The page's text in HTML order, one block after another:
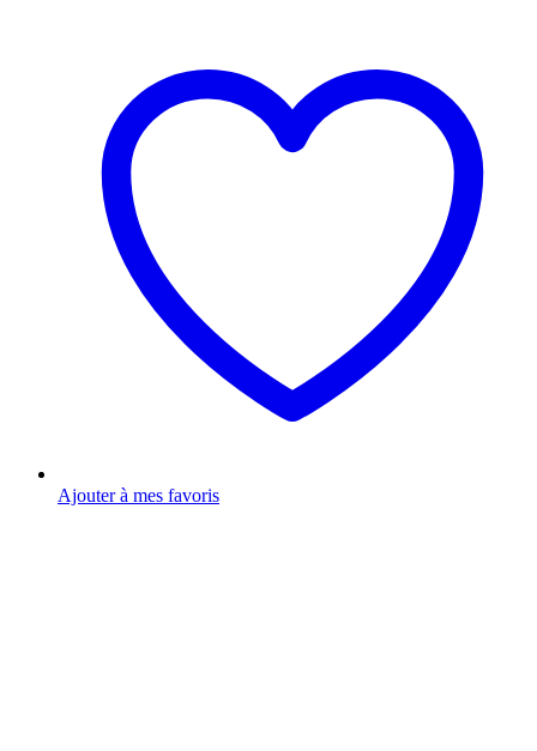
Ajouter à mes favoris